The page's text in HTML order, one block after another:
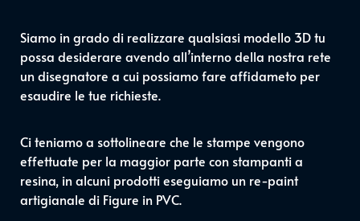
Siamo in grado di realizzare qualsiasi modello 3D tu
possa desiderare avendo all’interno della nostra rete
un disegnatore a cui possiamo fare affidameto per
esaudire le tue richieste.
Ci teniamo a sottolineare che le stampe vengono
effettuate per la maggior parte con stampanti a
resina, in alcuni prodotti eseguiamo un re-paint
artigianale di Figure in PVC.